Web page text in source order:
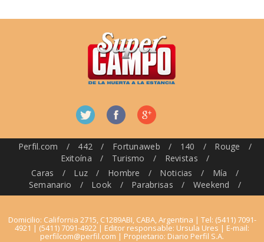
Perfil.com / 442 / Fortunaweb / 140 / Rouge
/
Exitoína
/ Turismo / Revistas
/
Caras
/ Luz / Hombre / Noticias / Mía
/
Semanario
/ Look / Parabrisas / Weekend /
Domicilio: California 2715, C1289ABI, CABA, Argentina | Tel: (5411) 7091-
4921 | (5411) 7091-4922 | Editor responsable: Ursula Ures | E-mail:
perfilcom@perfil.com | Propietario: Diario Perfil S.A.